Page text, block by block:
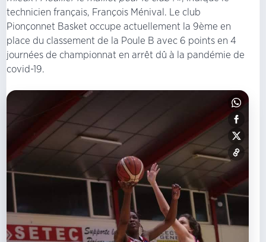
technicien français, François Ménival. Le club
Pionçonnet Basket occupe actuellement la 9ème en
place du classement de la Poule B avec 6 points en 4
journées de championnat en arrêt dû à la pandémie de
covid-19.